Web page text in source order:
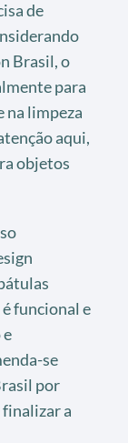
de
Brasil, o
para
na limpeza
aqui,
objetos
funcional e
se
por
a